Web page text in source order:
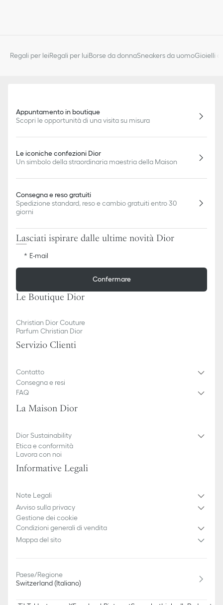
Regali per leiRegali per luiBorse da donnaSneakers da uomoGioielli
Appuntamento in boutique
Scopri le opportunità di una visita su misura
Le iconiche confezioni Dior
Un simbolo della straordinaria maestria della Maison
Consegna e reso gratuiti
Spedizione standard, reso e cambio gratuiti entro 30
giorni
Lasciati ispirare dalle ultime novità Dior
E-mail
Confermare
Le Boutique Dior
Christian Dior Couture
Parfum Christian Dior
Servizio Clienti
Contatto
Consegna e resi
FAQ
La Maison Dior
Dior Sustainability
Etica e conformità
Lavora con noi
Informative Legali
Note Legali
Avviso sulla privacy
Gestione dei cookie
Condizioni generali di vendita
Mappa del sito
Paese/Regione
Switzerland (Italiano)